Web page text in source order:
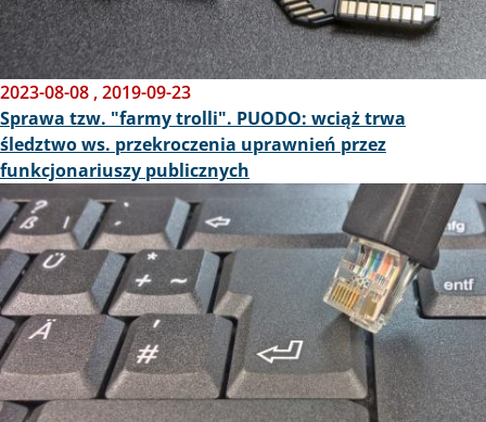
2023-08-08 ,2019-09-23
Sprawa tzw. "farmy trolli". PUODO: wciąż trwa
śledztwo ws. przekroczenia uprawnień przez
funkcjonariuszy publicznych
Obraz